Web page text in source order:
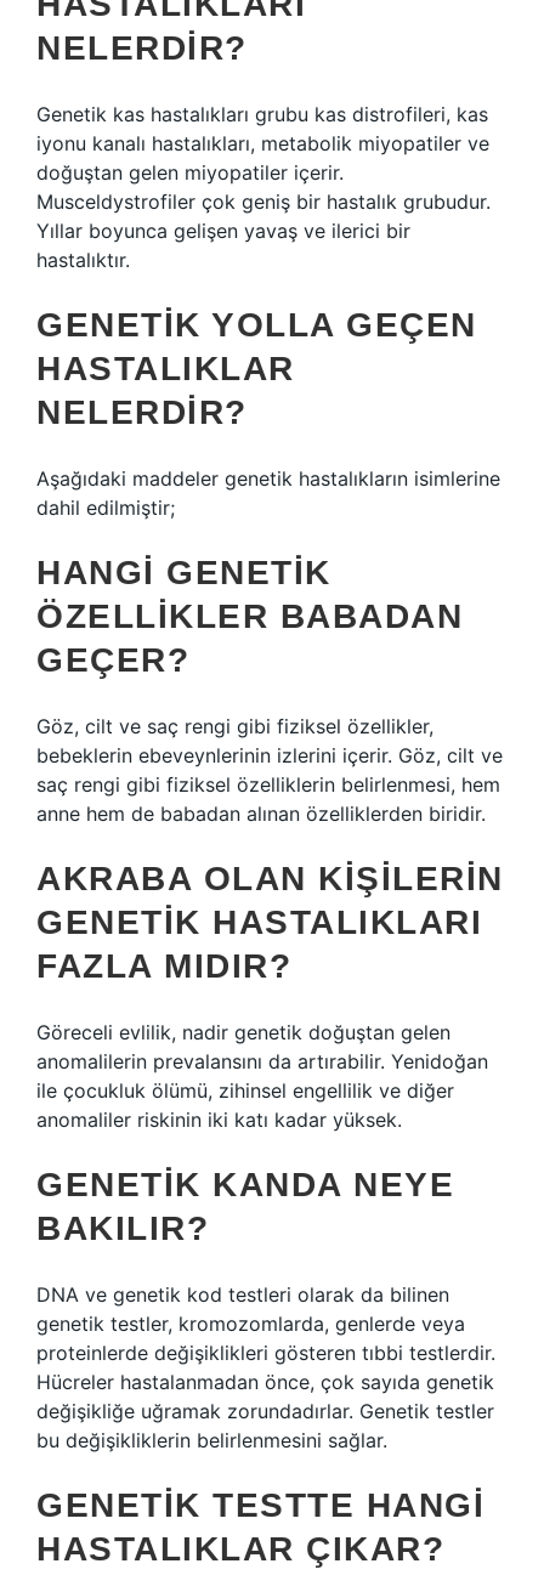
NELERDIR?
Genetik kas hastalıkları grubu kas distrofileri, kas
iyonu kanalı hastalıkları, metabolik miyopatiler ve
doğuştan gelen miyopatiler içerir.
Musceldystrofiler çok geniş bir hastalık grubudur.
Yıllar boyunca gelişen yavaş ve ilerici bir
hastalıktır.
GENETIK YOLLA GEÇEN
HASTALIKLAR
NELERDIR?
Aşağıdaki maddeler genetik hastalıkların isimlerine
dahil edilmiştir;
HANGI GENETIK
ÖZELLIKLER BABADAN
GEÇER?
Göz, cilt ve saç rengi gibi fiziksel özellikler,
bebeklerin ebeveynlerinin izlerini içerir. Göz, cilt ve
saç rengi gibi fiziksel özelliklerin belirlenmesi, hem
anne hem de babadan alınan özelliklerden biridir.
AKRABA OLAN KIŞILERIN
GENETIK HASTALIKLARI
FAZLA MIDIR?
Göreceli evlilik, nadir genetik doğuştan gelen
anomalilerin prevalansını da artırabilir. Yenidoğan
ile çocukluk ölümü, zihinsel engellilik ve diğer
anomaliler riskinin iki katı kadar yüksek.
GENETIK KANDA NEYE
BAKILIR?
DNA ve genetik kod testleri olarak da bilinen
genetik testler, kromozomlarda, genlerde veya
proteinlerde değişiklikleri gösteren tıbbi testlerdir.
Hücreler hastalanmadan önce, çok sayıda genetik
değişikliğe uğramak zorundadırlar. Genetik testler
bu değişikliklerin belirlenmesini sağlar.
GENETIK TESTTE HANGI
HASTALIKLAR ÇIKAR?